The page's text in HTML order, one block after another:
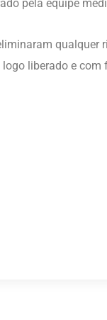
pela equipe
qualquer
liberado e